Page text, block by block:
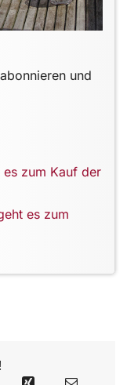
und
es zum Kauf der
es zum